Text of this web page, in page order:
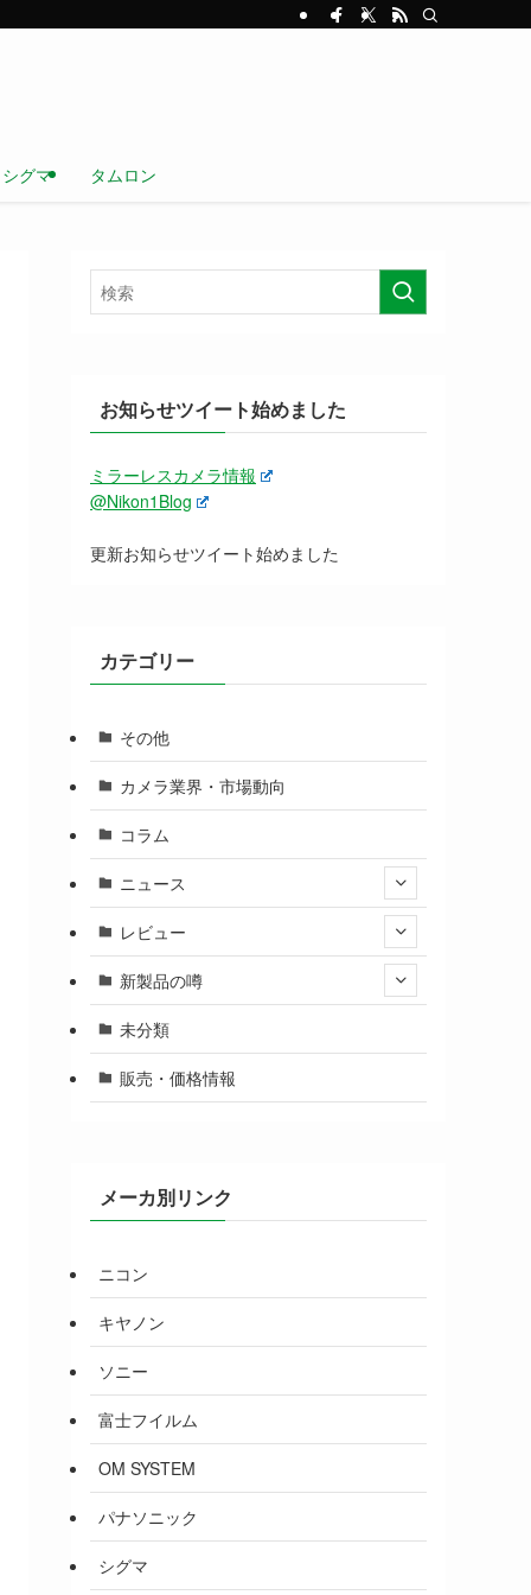
シグマ タムロン
お知らせツイート始めました
ミラーレスカメラ情報
@Nikon1Blog
更新お知らせツイート始めました
カテゴリー
その他
カメラ業界・市場動向
コラム
ニュース
レビュー
新製品の噂
未分類
販売・価格情報
メーカ別リンク
ニコン
キヤノン
ソニー
富士フイルム
OM SYSTEM
パナソニック
シグマ